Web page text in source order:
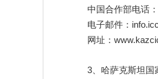
中国合作部电话：
电子邮件：
网址：
3、哈萨克斯坦国